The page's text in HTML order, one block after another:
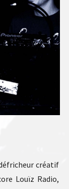
créatif
Louïz Radio,